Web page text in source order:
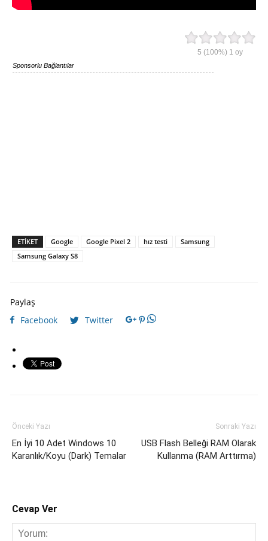
5 (100%) 1 oy
Sponsorlu Bağlantılar
ETIKET Google Google Pixel 2 hız testi
Samsung
Samsung Galaxy S8
Paylaş
Facebook
Twitter
Önceki Yazı
En İyi 10 Adet Windows 10
Karanlık/Koyu (Dark) Temalar
Sonraki Yazı
USB Flash Belleği RAM Olarak
Kullanma (RAM Arttırma)
Cevap Ver